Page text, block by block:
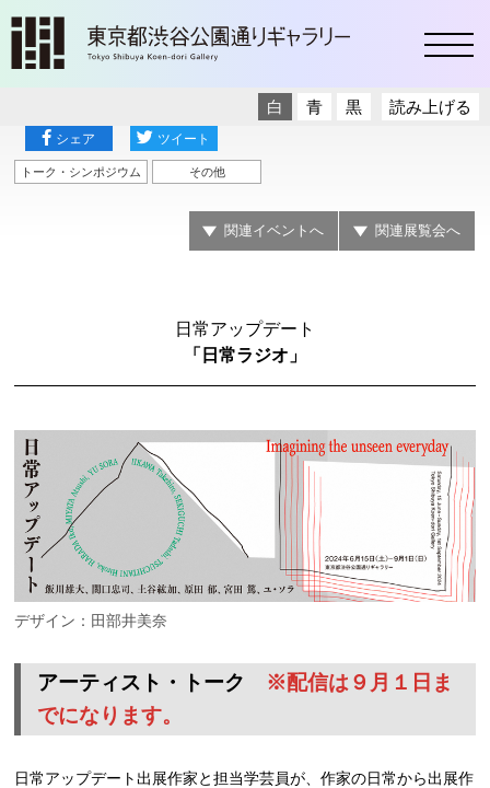
読み上げる
白 青 黒
シェア ツイート
トーク・シンポジウム その他
関連イベントへ 関連展覧会へ
日常アップデート
「日常ラジオ」
デザイン：田部井美奈
アーティスト・トーク ※配信は９月１日ま
でになります。
日常アップデート出展作家と担当学芸員が、作家の日常から出展作